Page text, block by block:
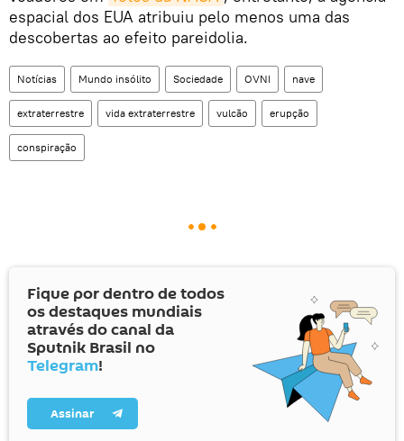
espacial dos EUA atribuiu pelo menos uma das
descobertas ao efeito pareidolia.
Notícias Mundo insólito Sociedade OVNI nave
extraterrestre vida extraterrestre vulcão erupção
conspiração
Fique por dentro de todos
os destaques mundiais
através do canal da
Sputnik Brasil no
Telegram!
Assinar